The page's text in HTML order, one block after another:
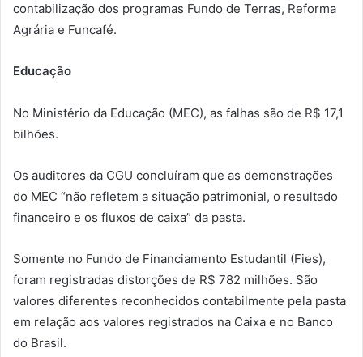
contabilização dos programas Fundo de Terras, Reforma
Agrária e Funcafé.
Educação
No Ministério da Educação (MEC), as falhas são de R$ 17,1
bilhões.
Os auditores da CGU concluíram que as demonstrações
do MEC “não refletem a situação patrimonial, o resultado
financeiro e os fluxos de caixa” da pasta.
Somente no Fundo de Financiamento Estudantil (Fies),
foram registradas distorções de R$ 782 milhões. São
valores diferentes reconhecidos contabilmente pela pasta
em relação aos valores registrados na Caixa e no Banco
do Brasil.